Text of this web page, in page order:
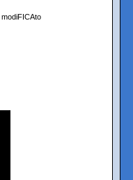
modiFICAto